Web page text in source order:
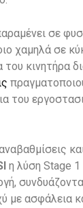
σε
χαμηλά σε
κινητήρα
του
η λύση Stage 1
με ασφάλεια